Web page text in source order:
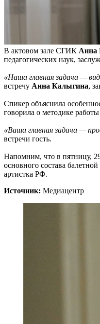
В актовом зале СГИК Анна
педагогических наук,
«Наша главная задача —
встречу Анна Калыгина,
Спикер объяснила
говорила о методике
«Ваша главная задача —
встречи гость.
Напомним, что в пятницу,
основного состава
артистка РФ.
Источник: Медиацентр